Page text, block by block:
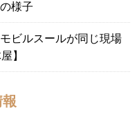
様子
ビルスールが同じ現場
】